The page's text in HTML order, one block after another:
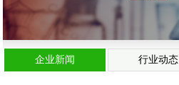
企业新闻 行业动态